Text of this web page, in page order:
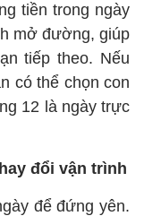
tiền trong ngày
mở đường, giúp
tiếp theo. Nếu
có thể chọn con
12 là ngày trực
đổi vận trình
để đứng yên.